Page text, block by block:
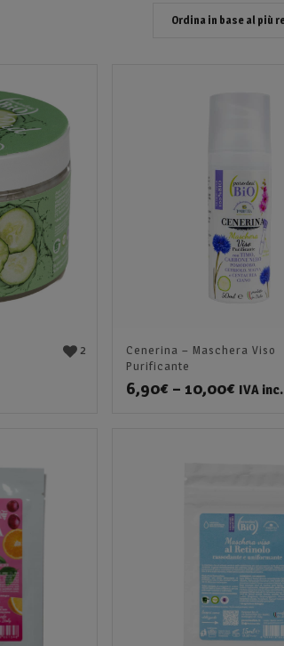
2
Cenerina – Maschera Viso
Purificante
6,90€ – 10,00€ IVA inc.